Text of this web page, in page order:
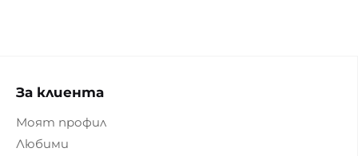
За клиента
Моят профил
Любими